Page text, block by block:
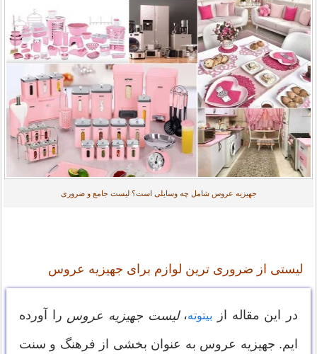
جهیزیه عروس شامل چه وسایلی است؟ لیست جامع و ضروری
لیستی از ضروری ترین لوازم برای جهیزیه عروس
در این مقاله از بیتوته،لیست جهیزیه عروس را آورده
ایم. جهیزیه عروس به عنوان بخشی از فرهنگ و سنت